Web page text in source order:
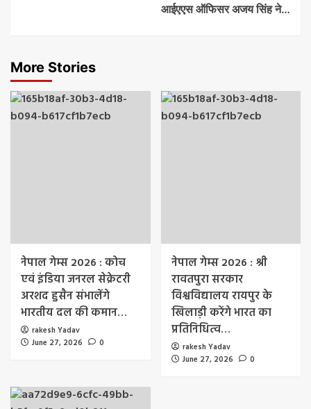
आईएएस ऑफिसर अजय सिंह ने…
More Stories
नेपाल गेम्स 2026 : कोच
एवं इंडिया जनरल सेक्रेटरी
अरशद हुसैन संभालेंगे
भारतीय दल की कमान…
rakesh Yadav
June 27, 2026
0
नेपाल गेम्स 2026 : श्री
रावतपुरा सरकार
विश्वविद्यालय रायपुर के
खिलाड़ी करेंगे भारत का
प्रतिनिधित्व…
rakesh Yadav
June 27, 2026
0